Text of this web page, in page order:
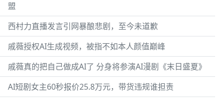
盟
西村力直播发言引网暴酿悲剧，至今未道歉
戚薇授权AI生成视频，被指不如本人颜值巅峰
戚薇真的把自己做成AI了 分身将参演AI漫剧《末日盛夏》
AI短剧女主60秒报价25.8万元，带货违规谁担责